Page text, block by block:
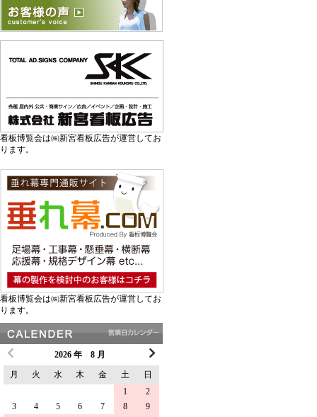
看板博覧会は㈱新宮看板広告が運営してお
ります。
看板博覧会は㈱新宮看板広告が運営してお
ります。
2026 年 8 月
月
火 水 木 金 土
日
1
2
3
4 5 6 7 8
9